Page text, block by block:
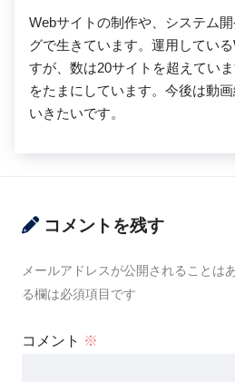
Webサイトの制作や、システム
グで生きています。運用してい
すが、数は20サイトを超えてい
をたまにしています。今後は動
いきたいです。
コメントを残す
メールアドレスが公開されることは
る欄は必須項目です
コメント ※